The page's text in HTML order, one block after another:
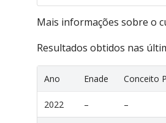
Mais informações sobre o
Resultados obtidos nas
Ano Enade Conceito
2022 – –